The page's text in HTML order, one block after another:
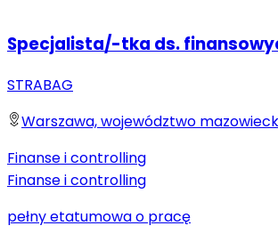
Specjalista/-tka ds.
STRABAG
Warszawa, województwo
Finanse i controlling
Finanse i controlling
pełny etatumowa o pracę